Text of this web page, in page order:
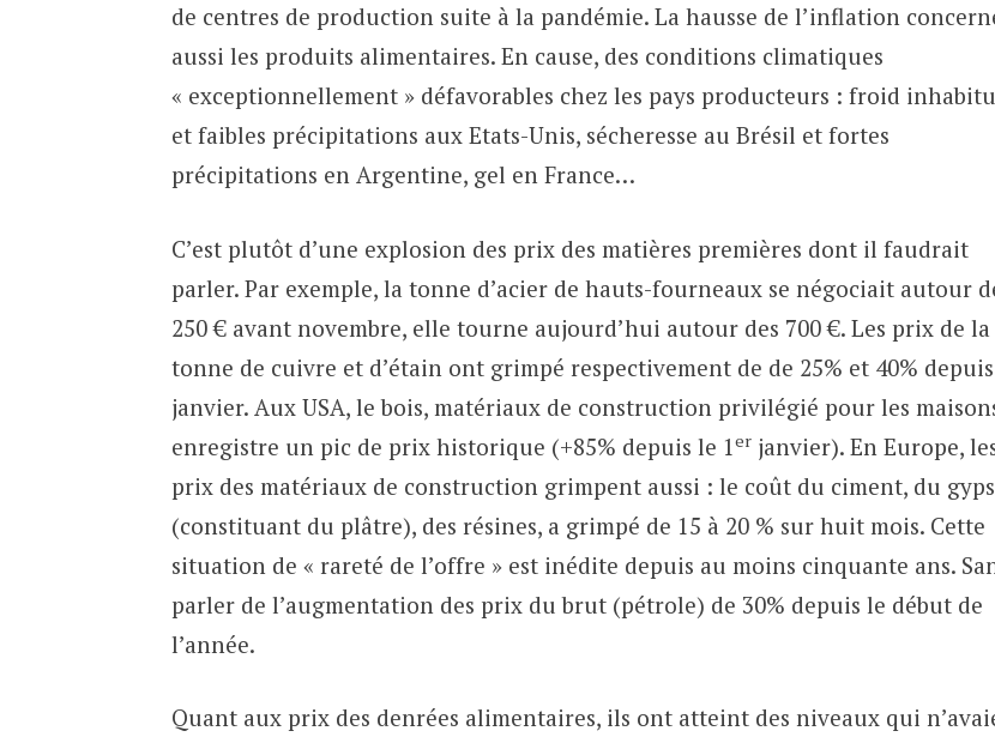
de centres de production suite à la pandémie. La hausse de l’inflation
aussi les produits alimentaires. En cause, des conditions climatiques
« exceptionnellement » défavorables chez les pays producteurs : froid
et faibles précipitations aux Etats-Unis, sécheresse au Brésil et fortes
précipitations en Argentine, gel en France…
C’est plutôt d’une explosion des prix des matières premières dont il faudrait
parler. Par exemple, la tonne d’acier de hauts-fourneaux se négociait autour
250 € avant novembre, elle tourne aujourd’hui autour des 700 €. Les prix de la
tonne de cuivre et d’étain ont grimpé respectivement de de 25% et 40% depuis
janvier. Aux USA, le bois, matériaux de construction privilégié pour les
enregistre un pic de prix historique (+85% depuis le 1 erjanvier). En Europe,
prix des matériaux de construction grimpent aussi : le coût du ciment, du
(constituant du plâtre), des résines, a grimpé de 15 à 20 % sur huit mois. Cette
situation de « rareté de l’offre » est inédite depuis au moins cinquante ans.
parler de l’augmentation des prix du brut (pétrole) de 30% depuis le début de
l’année.
Quant aux prix des denrées alimentaires, ils ont atteint des niveaux qui